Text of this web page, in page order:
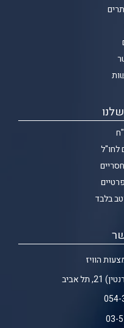
לחו"ל
בלבד
הוויז
אביב
054-
03-